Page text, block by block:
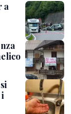
a
i